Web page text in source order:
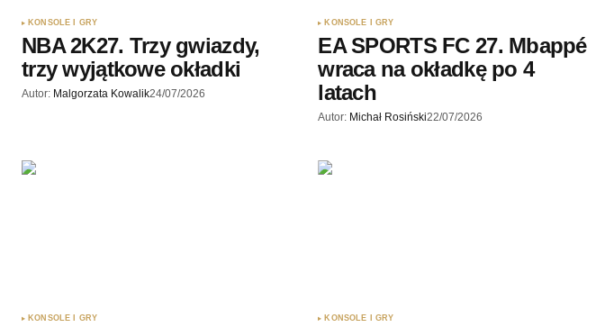
KONSOLE I GRY
NBA 2K27. Trzy gwiazdy,
trzy wyjątkowe okładki
Autor: Malgorzata Kowalik24/07/2026
KONSOLE I GRY
EA SPORTS FC 27. Mbappé
wraca na okładkę po 4
latach
Autor: Michał Rosiński22/07/2026
KONSOLE I GRY KONSOLE I GRY